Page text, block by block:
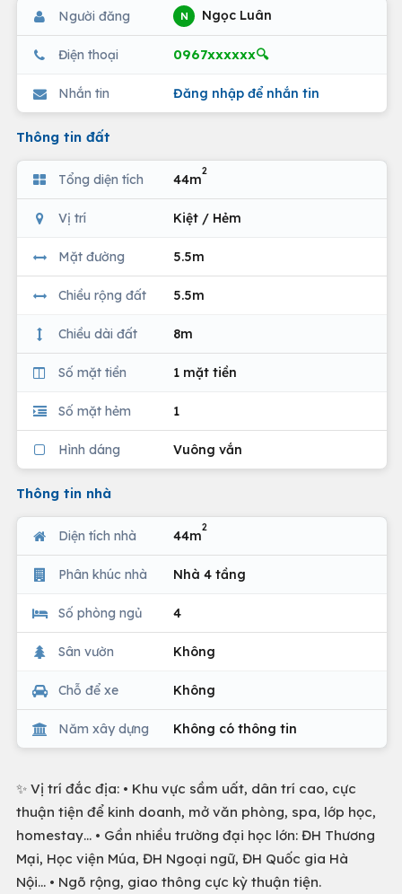
Người đăng N Ngọc Luân
Điện thoại 0967xxxxxx🔍
Nhắn tin Đăng nhập để nhắn tin
Thông tin đất
Tổng diện tích 44m
2
Vị trí Kiệt / Hẻm
Mặt đường 5.5m
Chiều rộng đất 5.5m
Chiều dài đất 8m
Số mặt tiền 1 mặt tiền
Số mặt hẻm 1
Hình dáng Vuông vắn
Thông tin nhà
Diện tích nhà 44m
2
Phân khúc nhà Nhà 4 tầng
Số phòng ngủ 4
Sân vườn Không
Chỗ để xe Không
Năm xây dựng Không có thông tin
✨ Vị trí đắc địa: • Khu vực sầm uất, dân trí cao, cực
thuận tiện để kinh doanh, mở văn phòng, spa, lớp học,
homestay… • Gần nhiều trường đại học lớn: ĐH Thương
Mại, Học viện Múa, ĐH Ngoại ngữ, ĐH Quốc gia Hà
Nội… • Ngõ rộng, giao thông cực kỳ thuận tiện.